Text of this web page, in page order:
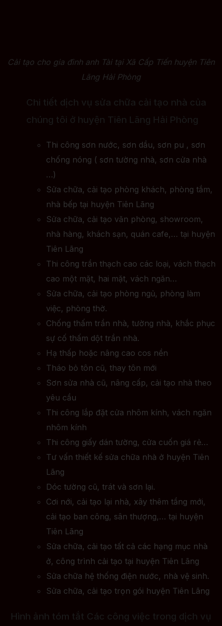
Cải tạo cho gia đình anh Tài tại Xã Cấp Tiến huyện Tiên
Lãng Hải Phòng
Chi tiết dịch vụ sửa chữa cải tạo nhà của
chúng tôi ở huyện Tiên Lãng Hải Phòng
Thi công sơn nước, sơn dầu, sơn pu , sơn
chống nóng ( sơn tường nhà, sơn cửa nhà
…)
Sửa chữa, cải tạo phòng khách, phòng tắm,
nhà bếp tại huyện Tiên Lãng
Sửa chữa, cải tạo văn phòng, showroom,
nhà hàng, khách sạn, quán cafe,… tại huyện
Tiên Lãng
Thi công trần thạch cao các loại, vách thạch
cao một mặt, hai mặt, vách ngăn…
Sửa chữa, cải tạo phòng ngủ, phòng làm
việc, phòng thờ.
Chống thấm trần nhà, tường nhà, khắc phục
sự cố thấm dột trần nhà.
Hạ thấp hoặc nâng cao cos nền
Tháo bỏ tôn cũ, thay tôn mới
Sơn sửa nhà cũ, nâng cấp, cải tạo nhà theo
yêu cầu
Thi công lắp đặt cửa nhôm kính, vách ngăn
nhôm kính
Thi công giấy dán tường, cửa cuốn giá rẻ…
Tư vấn thiết kế sửa chữa nhà ở huyện Tiên
Lãng
Dóc tường cũ, trát và sơn lại.
Cơi nới, cải tạo lại nhà, xây thêm tầng mới,
cải tạo ban công, sân thượng,… tại huyện
Tiên Lãng
Sửa chữa, cải tạo tất cả các hạng mục nhà
ở, công trình cải tạo tại huyện Tiên Lãng
Sửa chữa hệ thống điện nước, nhà vệ sinh.
Sửa chữa, cải tạo trọn gói huyện Tiên Lãng
Hình ảnh tóm tắt Các công việc trong dịch vụ